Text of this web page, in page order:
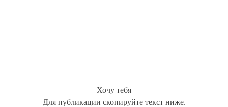
Хочу тебя
Для публикации скопируйте текст ниже.